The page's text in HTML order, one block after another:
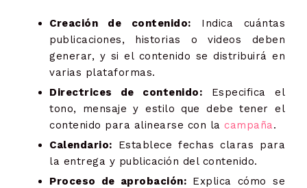
Creación de contenido: Indica cuántas
publicaciones, historias o videos deben
generar, y si el contenido se distribuirá en
varias plataformas.
Directrices de contenido: Especifica el
tono, mensaje y estilo que debe tener el
contenido para alinearse con la campaña.
Calendario: Establece fechas claras para
la entrega y publicación del contenido.
Proceso de aprobación: Explica cómo se